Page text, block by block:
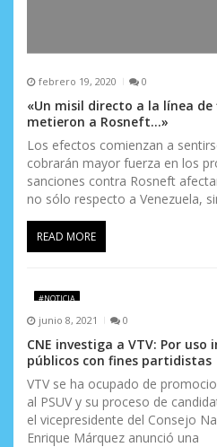
febrero 19, 2020 0
«Un misil directo a la línea
metieron a Rosneft…»
Los efectos comienzan a
cobrarán mayor fuerza en los
sanciones contra Rosneft
no sólo respecto a Venezuela,
READ MORE
#NOTICIA
junio 8, 2021 0
CNE investiga a VTV: Por
públicos con fines partidistas
VTV se ha ocupado de
al PSUV y su proceso de
el vicepresidente del Consejo
Enrique Márquez anunció una